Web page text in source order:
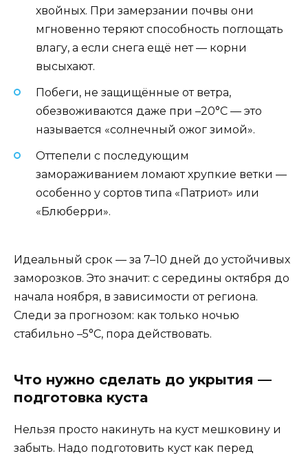
хвойных. При замерзании почвы они
мгновенно теряют способность поглощать
влагу, а если снега ещё нет — корни
высыхают.
Побеги, не защищённые от ветра,
обезвоживаются даже при –20°C — это
называется «солнечный ожог зимой».
Оттепели с последующим
замораживанием ломают хрупкие ветки —
особенно у сортов типа «Патриот» или
«Блюберри».
Идеальный срок — за 7–10 дней до устойчивых
заморозков. Это значит: с середины октября до
начала ноября, в зависимости от региона.
Следи за прогнозом: как только ночью
стабильно –5°C, пора действовать.
Что нужно сделать до укрытия —
подготовка куста
Нельзя просто накинуть на куст мешковину и
забыть. Надо подготовить куст как перед